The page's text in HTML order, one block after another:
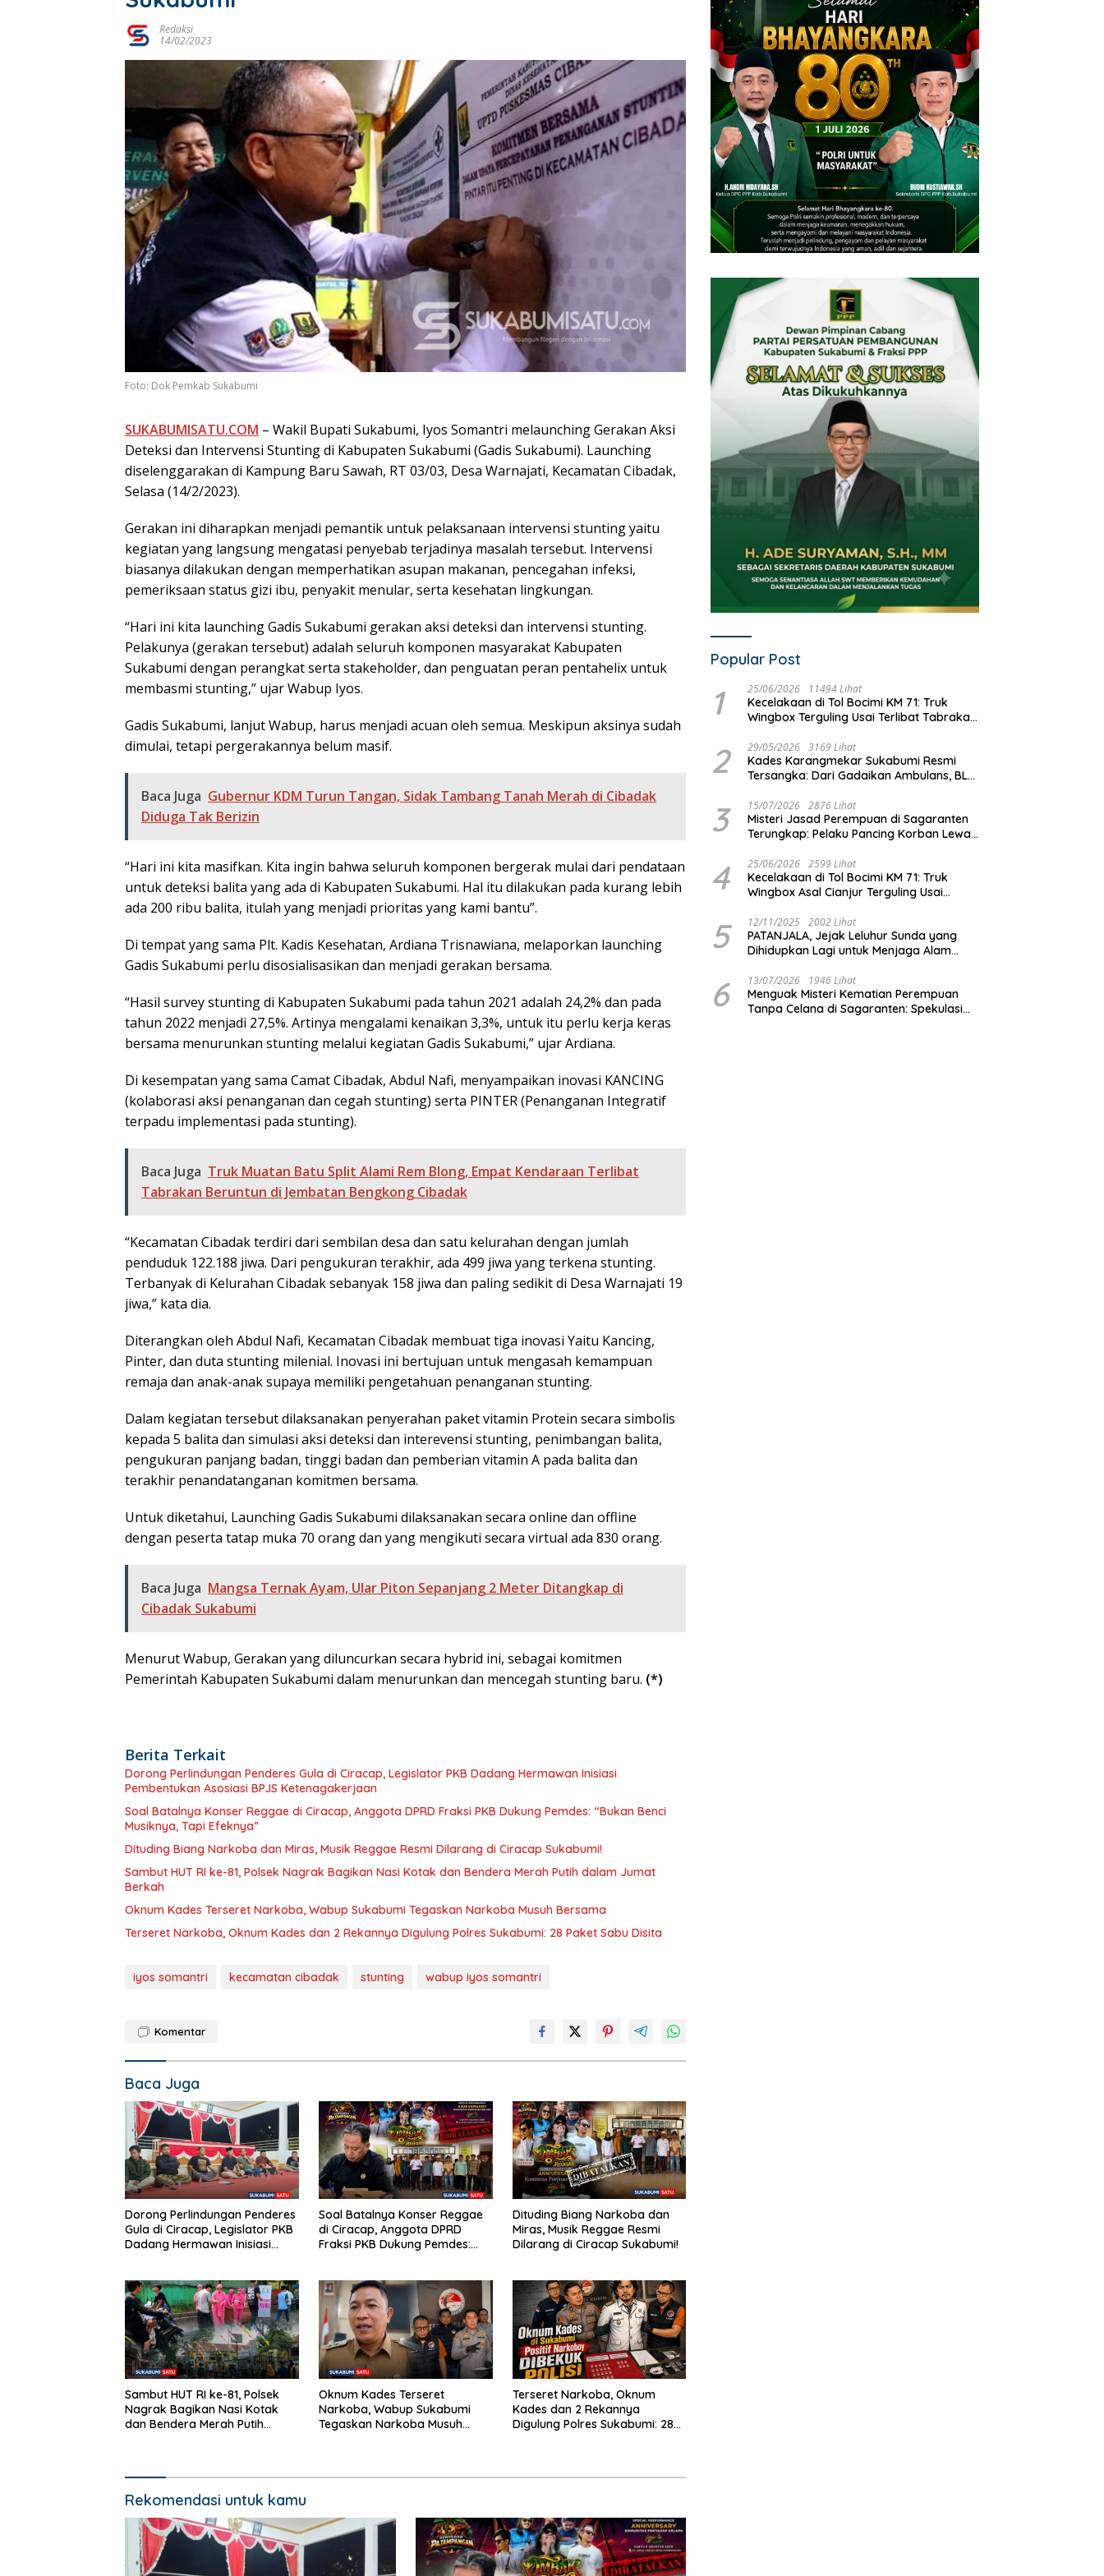
Redaksi
14/02/2023
Foto: Dok Pemkab Sukabumi
SUKABUMISATU.COM – Wakil Bupati Sukabumi, Iyos Somantri melaunching Gerakan Aksi
Deteksi dan Intervensi Stunting di Kabupaten Sukabumi (Gadis Sukabumi). Launching
diselenggarakan di Kampung Baru Sawah, RT 03/03, Desa Warnajati, Kecamatan Cibadak,
Selasa (14/2/2023).
Gerakan ini diharapkan menjadi pemantik untuk pelaksanaan intervensi stunting yaitu
kegiatan yang langsung mengatasi penyebab terjadinya masalah tersebut. Intervensi
biasanya dilakukan dengan memperhatikan asupan makanan, pencegahan infeksi,
pemeriksaan status gizi ibu, penyakit menular, serta kesehatan lingkungan.
“Hari ini kita launching Gadis Sukabumi gerakan aksi deteksi dan intervensi stunting.
Pelakunya (gerakan tersebut) adalah seluruh komponen masyarakat Kabupaten
Sukabumi dengan perangkat serta stakeholder, dan penguatan peran pentahelix untuk
membasmi stunting,” ujar Wabup Iyos.
Gadis Sukabumi, lanjut Wabup, harus menjadi acuan oleh semua. Meskipun aksinya sudah
dimulai, tetapi pergerakannya belum masif.
Baca Juga Gubernur KDM Turun Tangan, Sidak Tambang Tanah Merah di Cibadak
Diduga Tak Berizin
“Hari ini kita masifkan. Kita ingin bahwa seluruh komponen bergerak mulai dari pendataan
untuk deteksi balita yang ada di Kabupaten Sukabumi. Hal itu dilakukan pada kurang lebih
ada 200 ribu balita, itulah yang menjadi prioritas yang kami bantu”.
Di tempat yang sama Plt. Kadis Kesehatan, Ardiana Trisnawiana, melaporkan launching
Gadis Sukabumi perlu disosialisasikan dan menjadi gerakan bersama.
“Hasil survey stunting di Kabupaten Sukabumi pada tahun 2021 adalah 24,2% dan pada
tahun 2022 menjadi 27,5%. Artinya mengalami kenaikan 3,3%, untuk itu perlu kerja keras
bersama menurunkan stunting melalui kegiatan Gadis Sukabumi,” ujar Ardiana.
Di kesempatan yang sama Camat Cibadak, Abdul Nafi, menyampaikan inovasi KANCING
(kolaborasi aksi penanganan dan cegah stunting) serta PINTER (Penanganan Integratif
terpadu implementasi pada stunting).
Baca Juga Truk Muatan Batu Split Alami Rem Blong, Empat Kendaraan Terlibat
Tabrakan Beruntun di Jembatan Bengkong Cibadak
“Kecamatan Cibadak terdiri dari sembilan desa dan satu kelurahan dengan jumlah
penduduk 122.188 jiwa. Dari pengukuran terakhir, ada 499 jiwa yang terkena stunting.
Terbanyak di Kelurahan Cibadak sebanyak 158 jiwa dan paling sedikit di Desa Warnajati 19
jiwa,” kata dia.
Diterangkan oleh Abdul Nafi, Kecamatan Cibadak membuat tiga inovasi Yaitu Kancing,
Pinter, dan duta stunting milenial. Inovasi ini bertujuan untuk mengasah kemampuan
remaja dan anak-anak supaya memiliki pengetahuan penanganan stunting.
Dalam kegiatan tersebut dilaksanakan penyerahan paket vitamin Protein secara simbolis
kepada 5 balita dan simulasi aksi deteksi dan interevensi stunting, penimbangan balita,
pengukuran panjang badan, tinggi badan dan pemberian vitamin A pada balita dan
terakhir penandatanganan komitmen bersama.
Untuk diketahui, Launching Gadis Sukabumi dilaksanakan secara online dan offline
dengan peserta tatap muka 70 orang dan yang mengikuti secara virtual ada 830 orang.
Baca Juga Mangsa Ternak Ayam, Ular Piton Sepanjang 2 Meter Ditangkap di
Cibadak Sukabumi
Menurut Wabup, Gerakan yang diluncurkan secara hybrid ini, sebagai komitmen
Pemerintah Kabupaten Sukabumi dalam menurunkan dan mencegah stunting baru. (*)
Berita Terkait
Dorong Perlindungan Penderes Gula di Ciracap, Legislator PKB Dadang Hermawan Inisiasi
Pembentukan Asosiasi BPJS Ketenagakerjaan
Soal Batalnya Konser Reggae di Ciracap, Anggota DPRD Fraksi PKB Dukung Pemdes: “Bukan Benci
Musiknya, Tapi Efeknya”
Dituding Biang Narkoba dan Miras, Musik Reggae Resmi Dilarang di Ciracap Sukabumi!
Sambut HUT RI ke-81, Polsek Nagrak Bagikan Nasi Kotak dan Bendera Merah Putih dalam Jumat
Berkah
Oknum Kades Terseret Narkoba, Wabup Sukabumi Tegaskan Narkoba Musuh Bersama
Terseret Narkoba, Oknum Kades dan 2 Rekannya Digulung Polres Sukabumi: 28 Paket Sabu Disita
iyos somantri kecamatan cibadak stunting wabup iyos somantri
Komentar
Baca Juga
Dorong Perlindungan Penderes
Gula di Ciracap, Legislator PKB
Dadang Hermawan Inisiasi
Soal Batalnya Konser Reggae
di Ciracap, Anggota DPRD
Fraksi PKB Dukung Pemdes:
Dituding Biang Narkoba dan
Miras, Musik Reggae Resmi
Dilarang di Ciracap Sukabumi!
Sambut HUT RI ke-81, Polsek
Nagrak Bagikan Nasi Kotak
dan Bendera Merah Putih
Oknum Kades Terseret
Narkoba, Wabup Sukabumi
Tegaskan Narkoba Musuh
Terseret Narkoba, Oknum
Kades dan 2 Rekannya
Digulung Polres Sukabumi: 28
Rekomendasi untuk kamu
Popular Post
1 25/06/2026 11494 Lihat
Kecelakaan di Tol Bocimi KM 71: Truk
Wingbox Terguling Usai Terlibat Tabrakan
2 29/05/2026 3169 Lihat
Kades Karangmekar Sukabumi Resmi
Tersangka: Dari Gadaikan Ambulans, BLT
3 15/07/2026 2876 Lihat
Misteri Jasad Perempuan di Sagaranten
Terungkap: Pelaku Pancing Korban Lewat
4 25/06/2026 2599 Lihat
Kecelakaan di Tol Bocimi KM 71: Truk
Wingbox Asal Cianjur Terguling Usai
RS Sekarwangi
5 12/11/2025 2002 Lihat
PATANJALA, Jejak Leluhur Sunda yang
Dihidupkan Lagi untuk Menjaga Alam
6 13/07/2026 1946 Lihat
Menguak Misteri Kematian Perempuan
Tanpa Celana di Sagaranten: Spekulasi